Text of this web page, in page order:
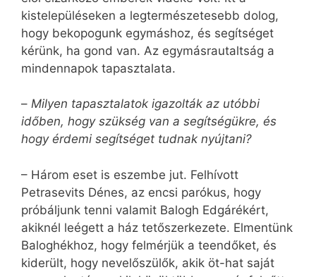
kistelepüléseken a legtermészetesebb dolog,
hogy bekopogunk egymáshoz, és segítséget
kérünk, ha gond van. Az egymásrautaltság a
mindennapok tapasztalata.
– Milyen tapasztalatok igazolták az utóbbi
időben, hogy szükség van a segítségükre, és
hogy érdemi segítséget tudnak nyújtani?
– Három eset is eszembe jut. Felhívott
Petrasevits Dénes, az encsi parókus, hogy
próbáljunk tenni valamit Balogh Edgárékért,
akiknél leégett a ház tetőszerkezete. Elmentünk
Baloghékhoz, hogy felmérjük a teendőket, és
kiderült, hogy nevelőszülők, akik öt-hat saját